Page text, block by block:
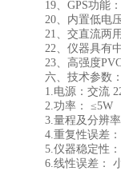
19、GPS功能：
20、内置低电压
21、交直流两用
22、仪器具有中
23、高强度PVC
六、技术参数
1.电源：交流
2.功率： ≤5W
3.量程及分辨率
4.重复性误差：
5.仪器稳定性：
6.线性误差：